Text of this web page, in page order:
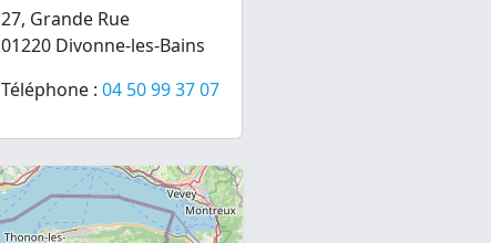
27, Grande Rue
01220 Divonne-les-Bains
Téléphone :04 50 99 37 07